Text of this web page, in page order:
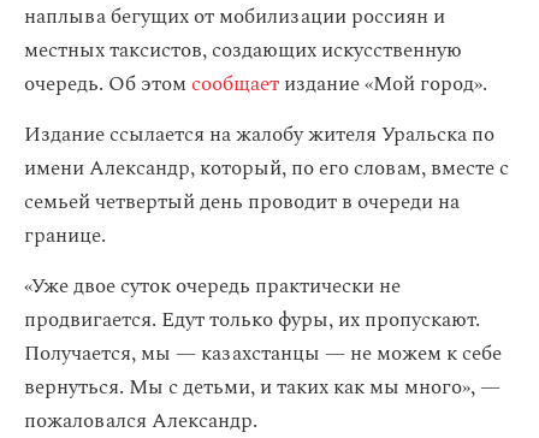
наплыва бегущих от мобилизации россиян и
местных таксистов, создающих искусственную
очередь. Об этомсообщаетиздание «Мой город».
Издание ссылается на жалобу жителя Уральска по
имени Александр, который, по его словам, вместе с
семьей четвертый день проводит в очереди на
границе.
«Уже двое суток очередь практически не
продвигается. Едут только фуры, их пропускают.
Получается, мы — казахстанцы — не можем к себе
вернуться. Мы с детьми, и таких как мы много», —
пожаловался Александр.